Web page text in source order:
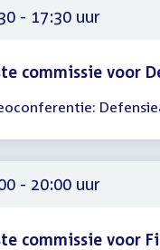
- 17:30 uur
commissie voor
- 20:00 uur
commissie voor